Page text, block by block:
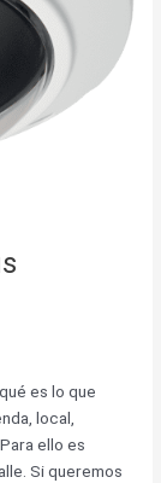
es lo que
local,
ello es
Si queremos